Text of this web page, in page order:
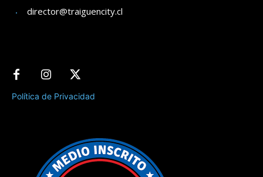
director@traiguencity.cl
Política de Privacidad